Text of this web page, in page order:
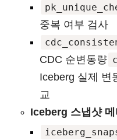
중복 여부 검사
CDC 순변동량
Iceberg 실제 변
교
Iceberg 스냅샷 메